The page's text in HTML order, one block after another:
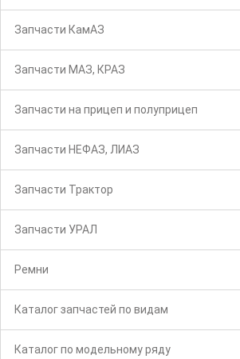
Запчасти КамАЗ
Запчасти МАЗ, КРАЗ
Запчасти на прицеп и полуприцеп
Запчасти НЕФАЗ, ЛИАЗ
Запчасти Трактор
Запчасти УРАЛ
Ремни
Каталог запчастей по видам
Каталог по модельному ряду